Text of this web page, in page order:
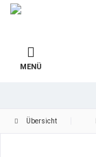
MENÜ
Übersicht